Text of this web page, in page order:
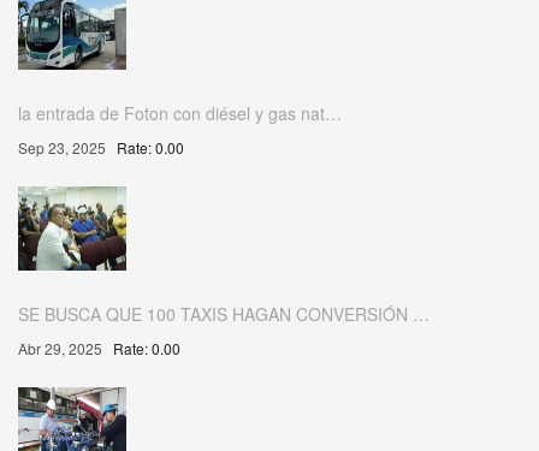
la entrada de Foton con diésel y gas nat…
Sep 23, 2025 Rate: 0.00
SE BUSCA QUE 100 TAXIS HAGAN CONVERSIÓN …
Abr 29, 2025 Rate: 0.00